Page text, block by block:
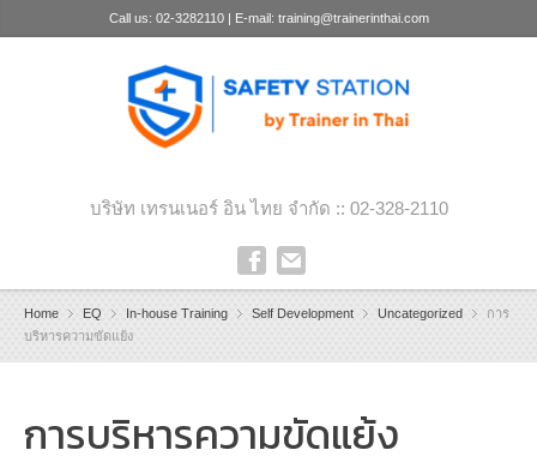
Call us: 02-3282110 | E-mail: training@trainerinthai.com
บริษัท เทรนเนอร์ อิน ไทย จำกัด :: 02-328-2110
Home EQ In-house Training Self Development Uncategorized
การ
บริหารความขัดแย้ง
การบริหารความขัดแย้ง